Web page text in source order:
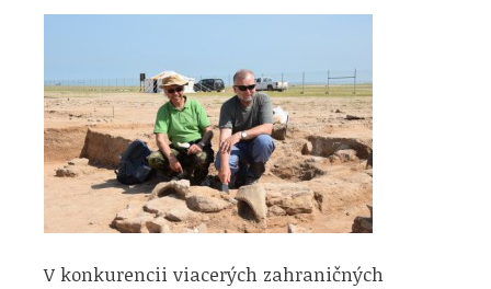
V konkurencii viacerých zahraničných